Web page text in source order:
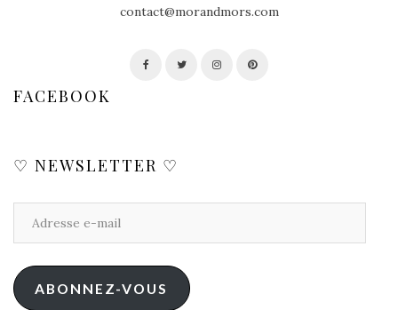
contact@morandmors.com
FACEBOOK
♡ NEWSLETTER ♡
ABONNEZ-VOUS